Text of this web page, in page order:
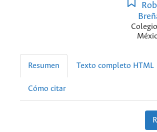
Resumen Texto completo HTML
Cómo citar